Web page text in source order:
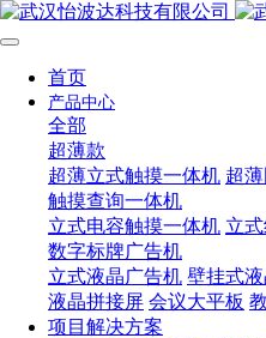
首页
产品中心
全部
超薄款
超薄立式触摸一体机 超
触摸查询一体机
立式电容触摸一体机 立
数字标牌广告机
立式液晶广告机 壁挂式
液晶拼接屏 会议大平板
项目解决方案